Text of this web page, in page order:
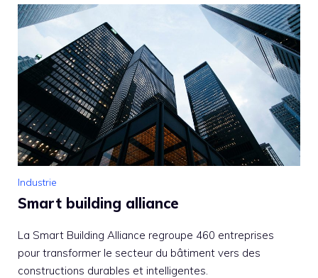
Industrie
Smart building alliance
La Smart Building Alliance regroupe 460 entreprises
pour transformer le secteur du bâtiment vers des
constructions durables et intelligentes.